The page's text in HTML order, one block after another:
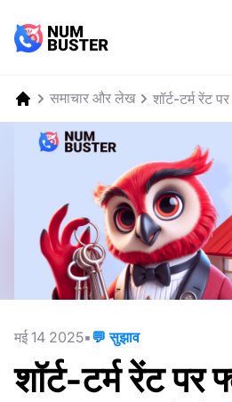
समाचार और लेख शॉर्ट-टर्म रेंट
मई 14 2025 💬 सुझाव
शॉर्ट-टर्म रेंट पर